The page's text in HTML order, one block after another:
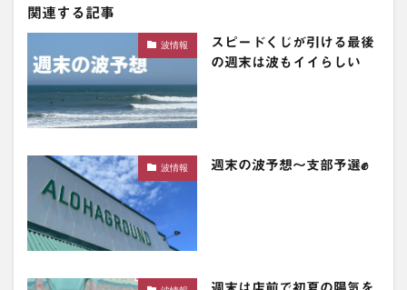
関連する記事
波情報
スピードくじが引ける最後
の週末は波もイイらしい
波情報 週末の波予想〜支部予選✊